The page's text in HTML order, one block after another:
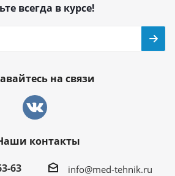
всегда в курсе!
на связи
контакты
63
info@med-tehnik.ru